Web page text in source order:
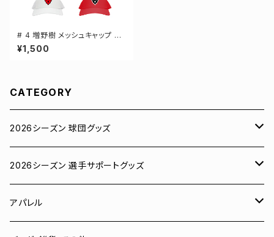
# 4 増野樹 メッシュキャップ 選
手還元 3カラー 000700
¥1,500
CATEGORY
2026シーズン 球団グッズ
ユニフォーム
Tシャツ
2026シーズン 選手サポートグッズ
# 00 蓮
アパレル